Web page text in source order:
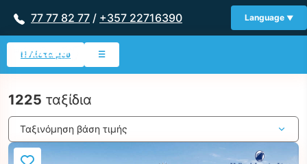
77 77 82 77 / +357 22716390 Language
Η Λίστα μου ☰
1225 ταξίδια